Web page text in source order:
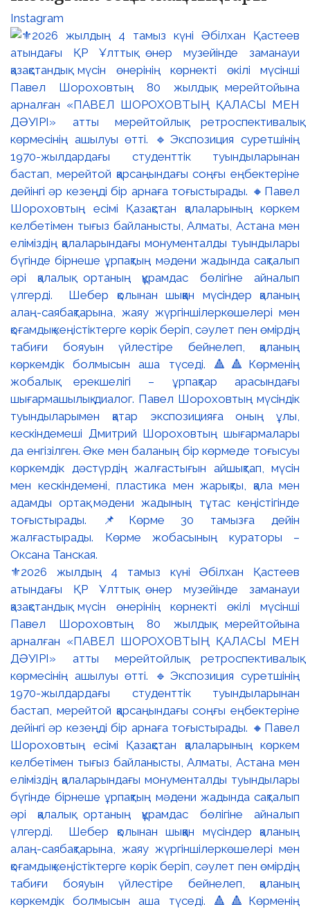
Instagram
⚜️2026 жылдың 4 тамыз күні Әбілхан Қастеев
атындағы ҚР Ұлттық өнер музейінде заманауи
қазақстандық мүсін өнерінің көрнекті өкілі мүсінші
Павел Шороховтың 80 жылдық мерейтойына
арналған «ПАВЕЛ ШОРОХОВТЫҢ ҚАЛАСЫ МЕН
ДӘУІРІ» атты мерейтойлық ретроспективалық
көрмесінің ашылуы өтті. 🔹Экспозиция суретшінің
1970-жылдардағы студенттік туындыларынан
бастап, мерейтой қарсаңындағы соңғы еңбектеріне
дейінгі әр кезеңді бір арнаға тоғыстырады. 🔸Павел
Шороховтың есімі Қазақстан қалаларының көркем
келбетімен тығыз байланысты, Алматы, Астана мен
еліміздің қалаларындағы монументалды туындылары
бүгінде бірнеше ұрпақтың мәдени жадында сақталып
әрі қалалық ортаның құрамдас бөлігіне айналып
үлгерді. Шебер қолынан шыққан мүсіндер қаланың
алаң-саябақтарына, жаяу жүргіншілеркөшелері мен
қоғамдық кеңістіктерге көрік беріп, сәулет пен өмірдің
табиғи бояуын үйлестіре бейнелеп, қаланың
көркемдік болмысын аша түседі. 🔺🔺Көрменің